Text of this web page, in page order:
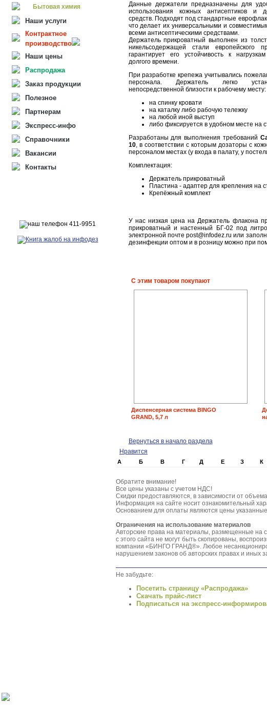
Бытовая химия
Наши услуги
Контрактное
производство
Наши цены
Распродажа
Заказ продукции
Полезное
Партнерам
Экспресс-инфо
Справочники
Вакансии
Контакты
Данные держатели предназначены для
использования кожных антисептиков и
средств. Подходят под стандартные
что делает их универсальными и
всеми антисептическими средствами.
Держатель прикроватный выполнен из
никельсодержащей стали европейского
гарантирует его устойчивость к
долгого времени.
При разработке крепежа учитывались
персонала. Держатель легко
непосредственной близости к рабочему месту:
на спинку кровати
на каталку либо рабочую тележку
на любой иной выступ
либо фиксируется в удобном месте на
Разработаны для выполнения требований
10, в соответствии с которым дозаторы с
персоналом местах (у входа в палату, у
Комплектация:
Держатель прикроватный
Пластина - адаптер для крепления на
Крепёжный комплект
У нас низкая цена на Держатель флакона
прикроватный и настенный БГ-02 под
электронной почте post@infodez.ru или
дезинфекции оптом и в розницу можно при
С этим товаром покупают
Диспенсерная система BINGO
GRAND, 5,7 л
Вернуться в начало раздела
Нравится
А Б В Г Д Е З К
Обратите внимание!
Все цены указаны с учетом НДС!
Скидки предоставляются, в зависимости от
Информация на сайте носит ознакомительный
Основанием для оплаты являются цены указанные
Ограничения на использование материалов
Авторские права на материалы, размещенные на
с этого сайта не могут быть скопированы,
компании «БИНГО ГРАНД®». Любое
нарушением законов об авторских правах и иных
Не забудьте:
Посетить страницу «Распродажа»
Скачать прайс-лист
Подписаться на экспресс-